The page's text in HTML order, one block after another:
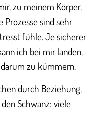
zu meinem Körper,
sind sehr
fühle. Je sicherer
ich bei mir landen,
zu kümmern.
durch Beziehung,
Schwanz: viele